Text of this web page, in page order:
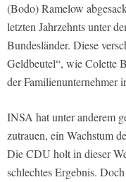
(Bodo) Ramelow
letzten Jahrzehnts unter
Bundesländer. Diese
Geldbeutel“, wie Colette
der Familienunternehmer
INSA hat unter anderem
zutrauen, ein Wachstum
Die CDU holt in dieser
schlechtes Ergebnis.